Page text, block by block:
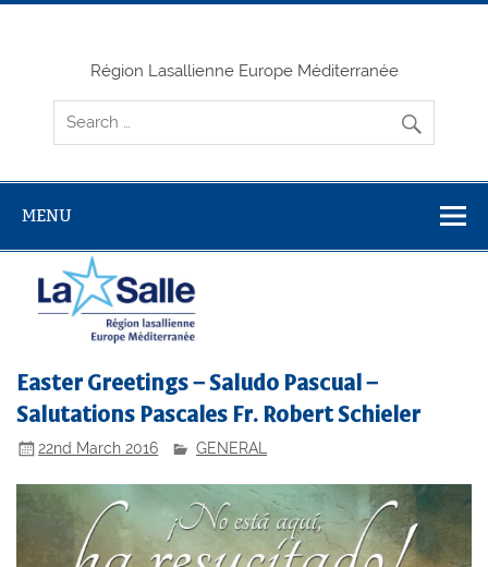
Skip
Région Lasallienne Europe Méditerranée
MENU
Easter Greetings – Saludo Pascual –
Salutations Pascales Fr. Robert Schieler
22nd March 2016 GENERAL